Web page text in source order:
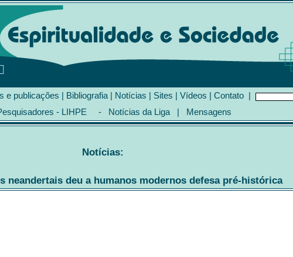
e publicações | Bibliografia | Notícias | Sites | Vídeos | Contato |
- LIHPE - Notícias da Liga | Mensagens
Notícias:
deu a humanos modernos defesa pré-histórica